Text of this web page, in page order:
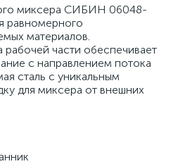
миксера СИБИН 06048-
равномерного
материалов.
рабочей части обеспечивает
с направлением потока
сталь с уникальным
для миксера от внешних